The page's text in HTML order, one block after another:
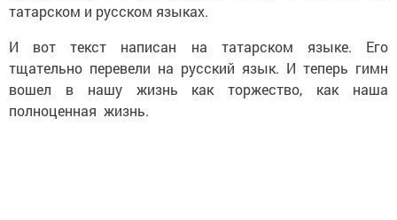
татарском и русском языках.
И вот текст написан на татарском языке. Его
тщательно перевели на русский язык. И теперь гимн
вошел в нашу жизнь как торжество, как наша
полноценная жизнь.